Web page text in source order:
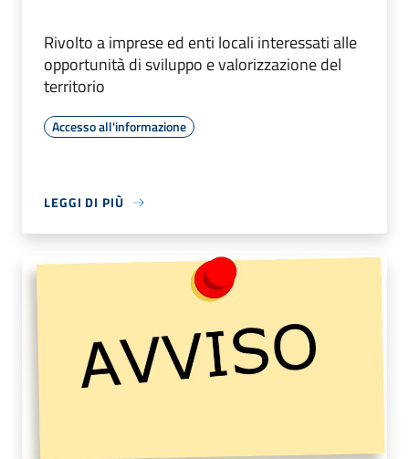
Rivolto a imprese ed enti locali interessati alle
opportunità di sviluppo e valorizzazione del
territorio
Accesso all'informazione
LEGGI DI PIÙ